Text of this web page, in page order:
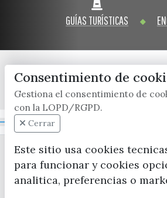
GUÍAS TURÍSTICAS
x / twitter facebook youtube
Consentimiento de
Gestiona el consentimiento de
con la LOPD/RGPD.
Cerrar
Este sitio usa cookies
para funcionar y cookies
analitica, preferencias o